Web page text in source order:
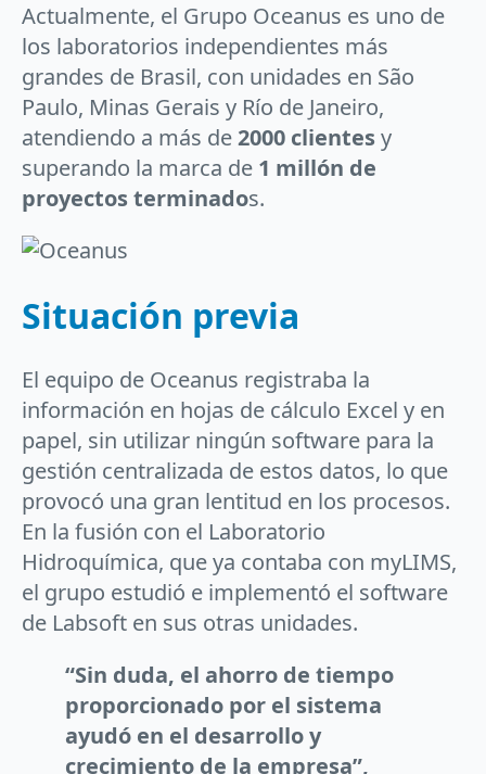
Actualmente, el Grupo Oceanus es uno de
los laboratorios independientes más
grandes de Brasil, con unidades en São
Paulo, Minas Gerais y Río de Janeiro,
atendiendo a más de2000 clientesy
superando la marca de 1 millón de
proyectos terminados.
Situación previa
El equipo de Oceanus registraba la
información en hojas de cálculo Excel y en
papel, sin utilizar ningún software para la
gestión centralizada de estos datos, lo que
provocó una gran lentitud en los procesos.
En la fusión con el Laboratorio
Hidroquímica, que ya contaba con myLIMS,
el grupo estudió e implementó el software
de Labsoft en sus otras unidades.
“Sin duda, el ahorro de tiempo
proporcionado por el sistema
ayudó en el desarrollo y
crecimiento de la empresa”,